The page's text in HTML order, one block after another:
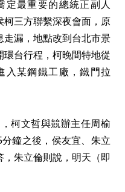
定最重要的總統正副人
三方聯繫深夜會面，原
漏，地點改到台北市景
台行程，柯晚間特地從
入某鋼鐵工廠，鐵門拉
柯文哲與競辦主任周榆
鐘之後，侯友宜、朱立
朱立倫則說，明天（即